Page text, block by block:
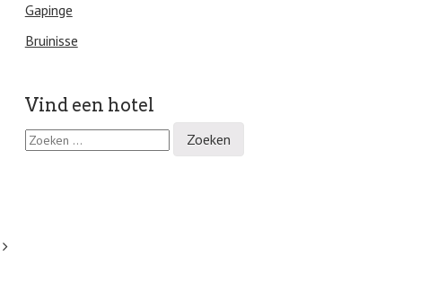
Gapinge
Bruinisse
Vind een hotel
Z
o